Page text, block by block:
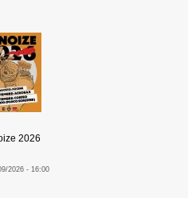
2026
2026 - 16:00